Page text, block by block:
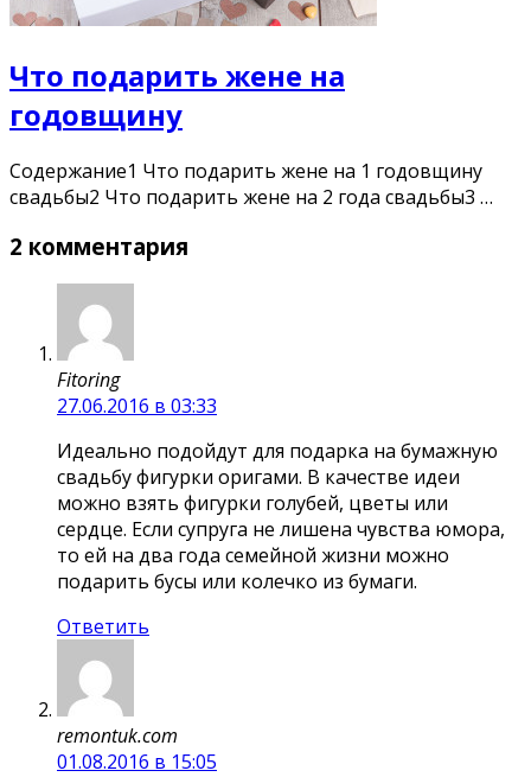
Что подарить жене на
годовщину
Содержание1 Что подарить жене на 1 годовщину
свадьбы2 Что подарить жене на 2 года свадьбы3 …
2 комментария
Fitoring
27.06.2016 в 03:33
Идеально подойдут для подарка на бумажную
свадьбу фигурки оригами. В качестве идеи
можно взять фигурки голубей, цветы или
сердце. Если супруга не лишена чувства юмора,
то ей на два года семейной жизни можно
подарить бусы или колечко из бумаги.
Ответить
remontuk.com
01.08.2016 в 15:05